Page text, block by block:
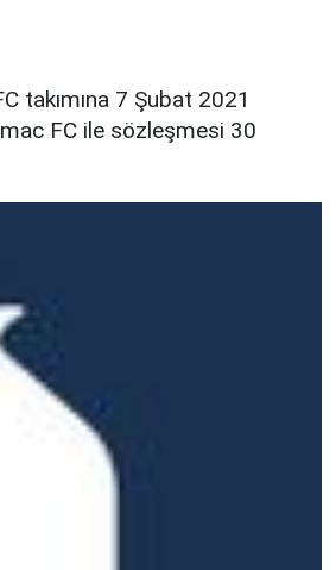
takımına 7 Şubat 2021
FC ile sözleşmesi 30